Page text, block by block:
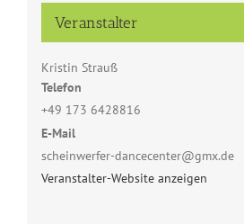
Veranstalter
Kristin Strauß
Telefon
+49 173 6428816
E-Mail
scheinwerfer-dancecenter@gmx.de
Veranstalter-Website anzeigen